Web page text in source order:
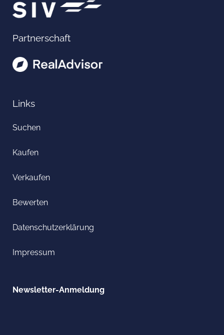
Partnerschaft
Links
Suchen
Kaufen
Verkaufen
Bewerten
Datenschutzerklärung
Impressum
Newsletter-Anmeldung